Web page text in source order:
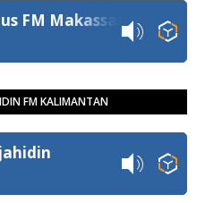
FM Makassar
FM KALIMANTAN